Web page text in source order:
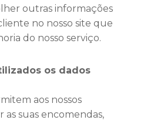
outras informações
no nosso site que
do nosso serviço.
os dados
aos nossos
as suas encomendas,